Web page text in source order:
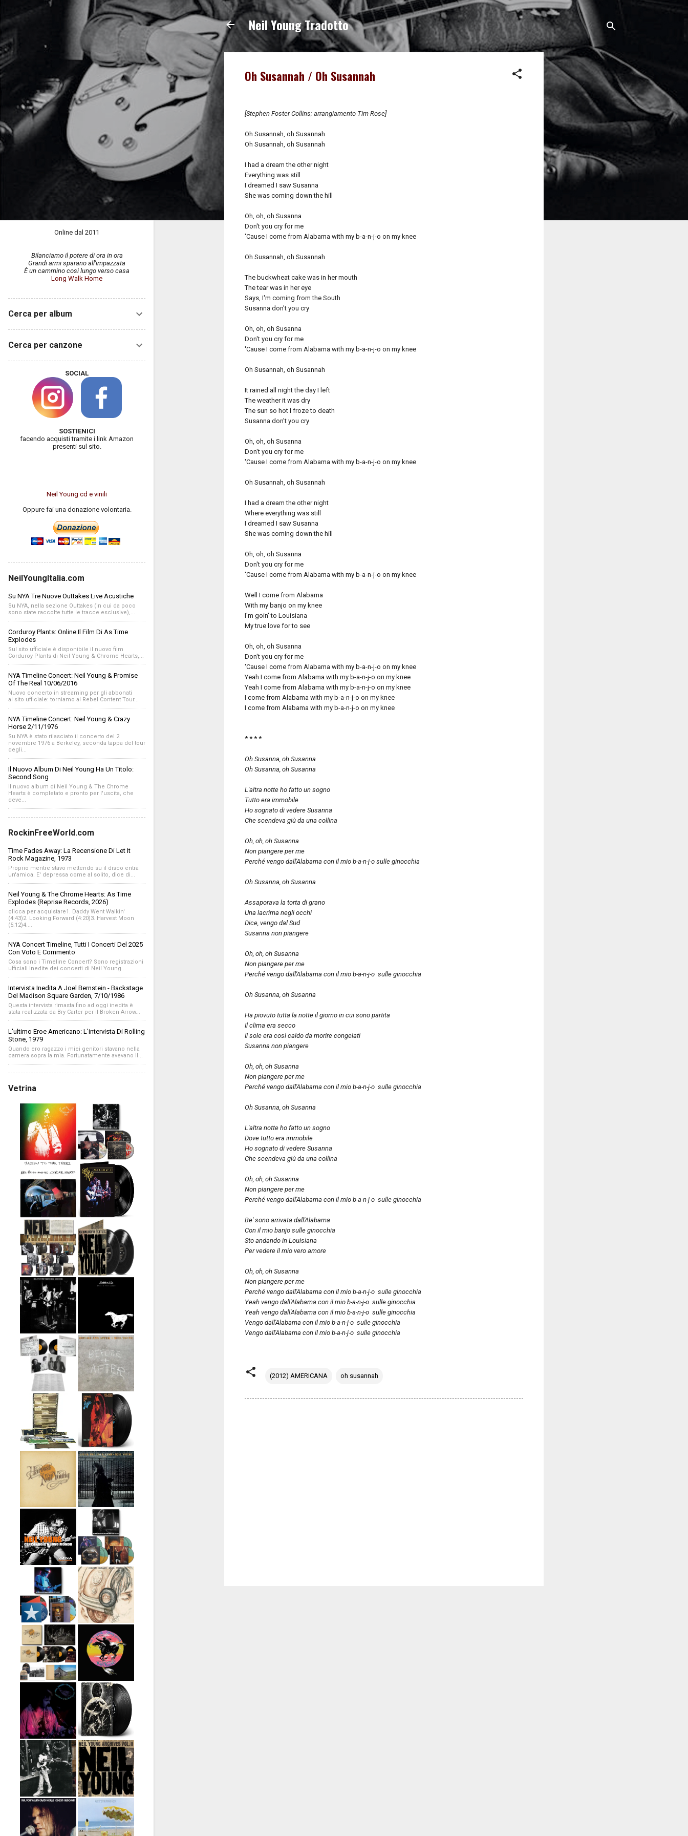
Passa ai contenuti principali
Neil Young Tradotto
Oh Susannah / Oh Susannah
[Stephen Foster Collins; arrangiamento Tim Rose]
Oh Susannah, oh Susannah
Oh Susannah, oh Susannah
I had a dream the other night
Everything was still
I dreamed I saw Susanna
She was coming down the hill
Oh, oh, oh Susanna
Don't you cry for me
'Cause I come from Alabama with my b-a-n-j-o on my knee
Oh Susannah, oh Susannah
The buckwheat cake was in her mouth
The tear was in her eye
Says, I'm coming from the South
Susanna don't you cry
Oh, oh, oh Susanna
Don't you cry for me
'Cause I come from Alabama with my b-a-n-j-o on my knee
Oh Susannah, oh Susannah
It rained all night the day I left
The weather it was dry
The sun so hot I froze to death
Susanna don't you cry
Oh, oh, oh Susanna
Don't you cry for me
'Cause I come from Alabama with my b-a-n-j-o on my knee
Oh Susannah, oh Susannah
I had a dream the other night
Where everything was still
I dreamed I saw Susanna
She was coming down the hill
Oh, oh, oh Susanna
Don't you cry for me
'Cause I come from Alabama with my b-a-n-j-o on my knee
Well I come from Alabama
With my banjo on my knee
I'm goin' to Louisiana
My true love for to see
Oh, oh, oh Susanna
Don't you cry for me
'Cause I come from Alabama with my b-a-n-j-o on my knee
Yeah I come from Alabama with my b-a-n-j-o on my knee
Yeah I come from Alabama with my b-a-n-j-o on my knee
I come from Alabama with my b-a-n-j-o on my knee
I come from Alabama with my b-a-n-j-o on my knee
* * * *
Oh Susanna, oh Susanna
Oh Susanna, oh Susanna
L'altra notte ho fatto un sogno
Tutto era immobile
Ho sognato di vedere Susanna
Che scendeva giù da una collina
Oh, oh, oh Susanna
Non piangere per me
Perché vengo dall'Alabama con il mio b-a-n-j-o sulle ginocchia
Oh Susanna, oh Susanna
Assaporava la torta di grano
Una lacrima negli occhi
Dice, vengo dal Sud
Susanna non piangere
Oh, oh, oh Susanna
Non piangere per me
Perché vengo dall'Alabama con il mio b-a-n-j-o sulle ginocchia
Oh Susanna, oh Susanna
Ha piovuto tutta la notte il giorno in cui sono partita
Il clima era secco
Il sole era così caldo da morire congelati
Susanna non piangere
Oh, oh, oh Susanna
Non piangere per me
Perché vengo dall'Alabama con il mio b-a-n-j-o sulle ginocchia
Oh Susanna, oh Susanna
L'altra notte ho fatto un sogno
Dove tutto era immobile
Ho sognato di vedere Susanna
Che scendeva giù da una collina
Oh, oh, oh Susanna
Non piangere per me
Perché vengo dall'Alabama con il mio b-a-n-j-o sulle ginocchia
Be' sono arrivata dall'Alabama
Con il mio banjo sulle ginocchia
Sto andando in Louisiana
Per vedere il mio vero amore
Oh, oh, oh Susanna
Non piangere per me
Perché vengo dall'Alabama con il mio b-a-n-j-o sulle ginocchia
Yeah vengo dall'Alabama con il mio b-a-n-j-o sulle ginocchia
Yeah vengo dall'Alabama con il mio b-a-n-j-o sulle ginocchia
Vengo dall'Alabama con il mio b-a-n-j-o sulle ginocchia
Vengo dall'Alabama con il mio b-a-n-j-o sulle ginocchia
(2012) AMERICANA oh susannah
Online dal 2011
Bilanciamo il potere di ora in ora
Grandi armi sparano all'impazzata
È un cammino così lungo verso casa
Long Walk Home
Cerca per album
Cerca per canzone
SOCIAL
SOSTIENICI
facendo acquisti tramite i link Amazon
presenti sul sito.
Neil Young cd e vinili
Oppure fai una donazione volontaria.
NeilYoungItalia.com
Su NYA Tre Nuove Outtakes Live Acustiche
Su NYA, nella sezione Outtakes (in cui da poco
sono state raccolte tutte le tracce esclusive),...
Corduroy Plants: Online Il Film Di As Time
Explodes
Sul sito ufficiale è disponibile il nuovo film
Corduroy Plants di Neil Young & Chrome Hearts,...
NYA Timeline Concert: Neil Young & Promise
Of The Real 10/06/2016
Nuovo concerto in streaming per gli abbonati
al sito ufficiale: torniamo al Rebel Content Tour...
NYA Timeline Concert: Neil Young & Crazy
Horse 2/11/1976
Su NYA è stato rilasciato il concerto del 2
novembre 1976 a Berkeley, seconda tappa del tour
degli...
Il Nuovo Album Di Neil Young Ha Un Titolo:
Second Song
Il nuovo album di Neil Young & The Chrome
Hearts è completato e pronto per l'uscita, che
deve...
RockinFreeWorld.com
Time Fades Away: La Recensione Di Let It
Rock Magazine, 1973
Proprio mentre stavo mettendo su il disco entra
un'amica. E' depressa come al solito, dice di...
Neil Young & The Chrome Hearts: As Time
Explodes (Reprise Records, 2026)
clicca per acquistare1. Daddy Went Walkin'
(4:43)2. Looking Forward (4:20)3. Harvest Moon
(5:12)4....
NYA Concert Timeline, Tutti I Concerti Del 2025
Con Voto E Commento
Cosa sono i Timeline Concert? Sono registrazioni
ufficiali inedite dei concerti di Neil Young...
Intervista Inedita A Joel Bernstein - Backstage
Del Madison Square Garden, 7/10/1986
Questa intervista rimasta fino ad oggi inedita è
stata realizzata da Bry Carter per il Broken Arrow...
L'ultimo Eroe Americano: L'intervista Di Rolling
Stone, 1979
Quando ero ragazzo i miei genitori stavano nella
camera sopra la mia. Fortunatamente avevano il...
Vetrina